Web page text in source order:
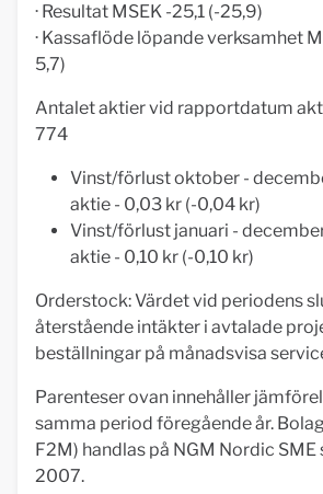
· Resultat MSEK -25,1 (-25,9)
· Kassaflöde löpande verksamhet
5,7)
Antalet aktier vid rapportdatum
774
Vinst/förlust oktober -
aktie - 0,03 kr (-0,04 kr)
Vinst/förlust januari -
aktie - 0,10 kr (-0,10 kr)
Orderstock: Värdet vid periodens
återstående intäkter i avtalade
beställningar på månadsvisa
Parenteser ovan innehåller
samma period föregående år.
F2M) handlas på NGM Nordic SME
2007.